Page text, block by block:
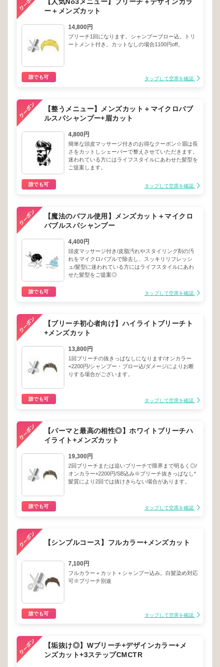
ー＋メンズカット
14,800円
ブリーチ1回になります。シャンプーブロー込。トリ
ートメント付き。カットなしの場合1100円off。
誰でも可 タップして空席を確認
【整うメニュー】メンズカット＋マイクロバブ
ルスパシャンプー+眉カット
4,800円
簡単な頭皮マッサージ付きのお得なクーポン☆眉は長
さをカットしシェーバーで整えさせていただきます。
迷われている方にはライフスタイルにあわせた髪型を
ご提案します。
誰でも可 タップして空席を確認
【魔法のバフル使用】メンズカット＋マイクロ
バブルスパシャンプー
4,400円
頭皮マッサージ付き/皮脂汚れやスタイリング剤の汚
れをマイクロバブルで除去し、スッキリリフレッシ
ュ/髪型に迷われている方にはライフスタイルにあわ
せた髪型をご提案◎
誰でも可 タップして空席を確認
【ブリーチ初心者向け】ハイライトブリーチト
+メンズカット
13,800円
1回ブリーチの抜きっぱなしになります/オンカラー
+2200円/シャンプー・ブロー込/ダメージによりお断
りする場合がございます。
誰でも可 タップして空席を確認
【パーマと最高の相性◎】ホワイトブリーチハ
イライト+メンズカット
19,300円
2回ブリーチまたは追いブリーチで限界まで明るく◎/
オンカラー+2200円/SB込み※ブリーチ抜きっぱなし*
髪質により2回では抜けきらない場合があります。
誰でも可 タップして空席を確認
【シンプルコース】フルカラー+メンズカット
7,100円
フルカラー＋カット＋シャンプー込み。白髪染め対応
可※ブリーチ別途
誰でも可 タップして空席を確認
【垢抜け◎】Wブリーチ+デザインカラー+メ
ンズカット+3ステップCMCTR